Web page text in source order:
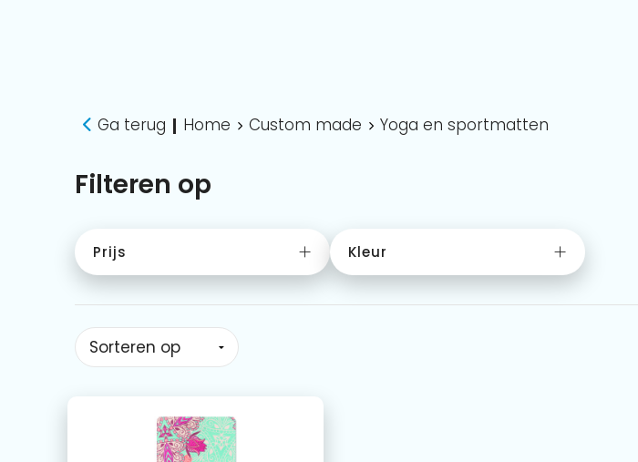
Ga terug Home Custom made Yoga en sportmatten
Filteren op
Prijs Kleur